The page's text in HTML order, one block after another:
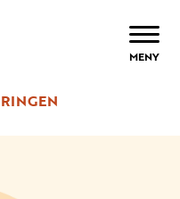
ÖPPNA
MENY